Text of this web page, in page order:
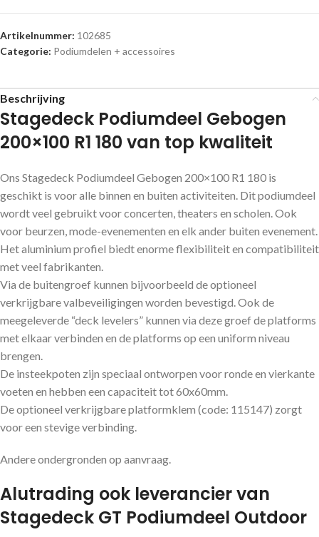
Artikelnummer: 102685
Categorie: Podiumdelen + accessoires
Beschrijving
Stagedeck Podiumdeel Gebogen
200×100 R1 180 van top kwaliteit
Ons Stagedeck Podiumdeel Gebogen 200×100 R1 180 is
geschikt is voor alle binnen en buiten activiteiten. Dit podiumdeel
wordt veel gebruikt voor concerten, theaters en scholen. Ook
voor beurzen, mode-evenementen en elk ander buiten evenement.
Het aluminium profiel biedt enorme flexibiliteit en compatibiliteit
met veel fabrikanten.
Via de buitengroef kunnen bijvoorbeeld de optioneel
verkrijgbare valbeveiligingen worden bevestigd. Ook de
meegeleverde “deck levelers” kunnen via deze groef de platforms
met elkaar verbinden en de platforms op een uniform niveau
brengen.
De insteekpoten zijn speciaal ontworpen voor ronde en vierkante
voeten en hebben een capaciteit tot 60x60mm.
De optioneel verkrijgbare platformklem (code: 115147) zorgt
voor een stevige verbinding.
Andere ondergronden op aanvraag.
Alutrading ook leverancier van
Stagedeck GT Podiumdeel Outdoor